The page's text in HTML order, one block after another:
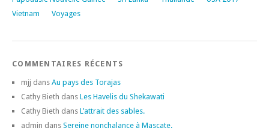
Vietnam
Voyages
COMMENTAIRES RÉCENTS
mjj dans Au pays des Torajas
Cathy Bieth dans Les Havelis du Shekawati
Cathy Bieth dans L’attrait des sables.
admin dans Sereine nonchalance à Mascate.